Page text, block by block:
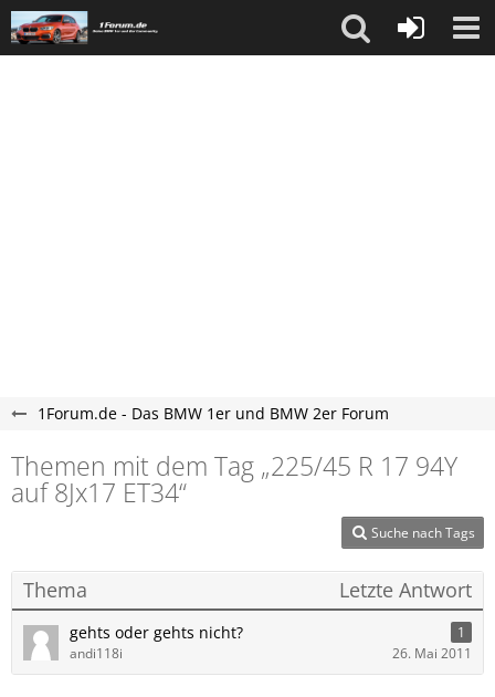
1Forum.de - Das BMW 1er und BMW 2er Forum
Themen mit dem Tag „225/45 R 17 94Y
auf 8Jx17 ET34“
Suche nach Tags
Thema Letzte Antwort
gehts oder gehts nicht?
1
andi118i
26. Mai 2011